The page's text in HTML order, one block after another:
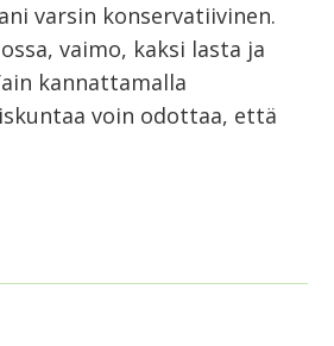
varsin konservatiivinen.
vaimo, kaksi lasta ja
kannattamalla
voin odottaa, että